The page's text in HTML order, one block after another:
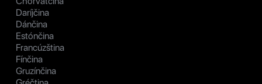
Daríjčina
Dánčina
Estónčina
Francúzština
Fínčina
Gruzínčina